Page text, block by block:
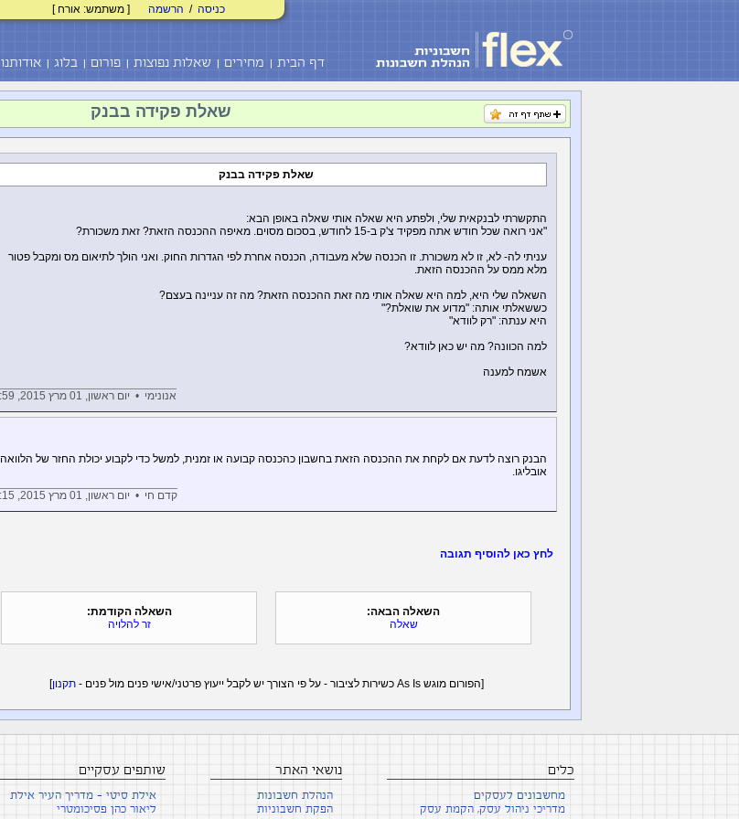
כניסה / הרשמה [ משתמש: אורח ]
דף הבית מחירים שאלות נפוצות פורום בלוג אודותנו
שאלת פקידה בבנק
שאלת פקידה בבנק
התקשרתי לבנקאית שלי, ולפתע היא שאלה אותי שאלה באופן הבא:
"אני רואה שכל חודש אתה מפקיד צ'ק ב-15 לחודש, בסכום מסוים. מאיפה ההכנסה הזאת? זאת משכורת?
עניתי לה- לא, זו לא משכורת. זו הכנסה שלא מעבודה, הכנסה אחרת לפי הגדרות החוק. ואני הולך לתיאום מס ומקבל פטור
מלא ממס על ההכנסה הזאת.
השאלה שלי היא, למה היא שאלה אותי מה זאת ההכנסה הזאת? מה זה עניינה בעצם?
כששאלתי אותה: "מדוע את שואלת?"
היא ענתה: "רק לוודא"
למה הכוונה? מה יש כאן לוודא?
אשמח למענה
אנונימי • יום ראשון, 01 מרץ 2015, 14:59
הבנק רוצה לדעת אם לקחת את ההכנסה הזאת בחשבון כהכנסה קבועה או זמנית, למשל כדי לקבוע יכולת החזר של הלוואה
אובליגו.
קדם חי • יום ראשון, 01 מרץ 2015, 16:15
לחץ כאן להוסיף תגובה
השאלה הבאה:
שאלה
השאלה הקודמת:
זר להלויה
[הפורום מוגש As Is כשירות לציבור - על פי הצורך יש לקבל ייעוץ פרטני/אישי פנים מול פנים - תקנון]
כלים
מחשבונים לעסקים
מדריכי ניהול עסק, הקמת עסק
נושאי האתר
הנהלת חשבונות
הפקת חשבוניות
שותפים עסקיים
אילת סיטי - מדריך העיר אילת
ליאור כהן פסיכומטרי